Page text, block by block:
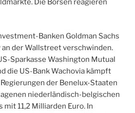
Die Börsen reagieren
Banken Goldman Sachs
an der Wallstreet verschwinden.
Sparkasse Washington Mutual
die US-Bank Wachovia kämpft
der Benelux-Staaten
niederländisch-belgischen
mit 11,2 Milliarden Euro. In